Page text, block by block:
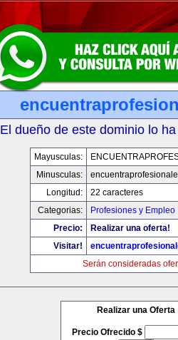
El dueño de este dominio lo
Mayusculas:
Minusculas:
Longitud:
22 caracteres
Categorias:
Profesiones y Empleo
Precio:
Realizar una oferta!
Visitar!
Serán consideradas
Realizar una Oferta
Precio Ofrecido $